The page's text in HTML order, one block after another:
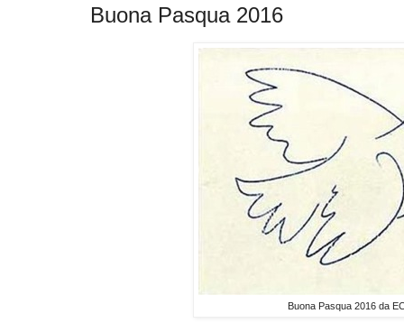
Buona Pasqua 2016
Buona Pasqua 2016 da